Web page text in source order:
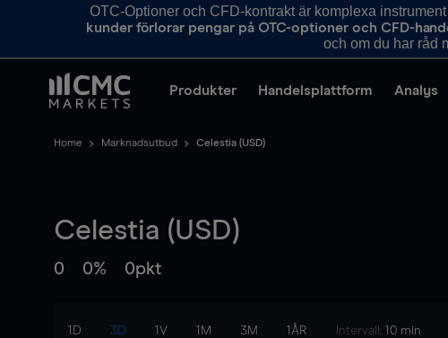
OTC-Optioner och CFD-kontrakt är komplexa
kunder förlorar pengar på OTC-optioner och CFD-
och om du har råd
Produkter Handelsplattform Analys
Home Marknadsutbud Celestia (USD)
Celestia (USD)
0 0% 0pkt
1D 3D 1V 1M 3M 1ÅR Intervall: 10 min